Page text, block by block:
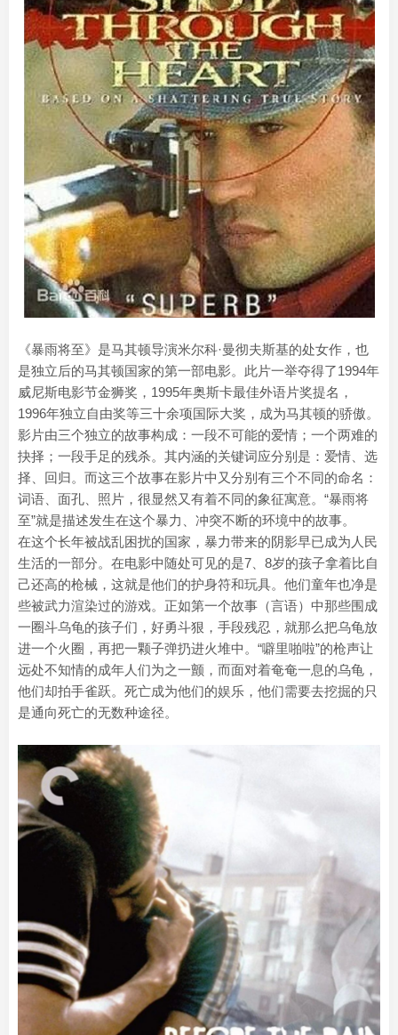
《暴雨将至》是马其顿导演米尔科·曼彻夫斯基的处女作，也
是独立后的马其顿国家的第一部电影。此片一举夺得了1994年
威尼斯电影节金狮奖，1995年奥斯卡最佳外语片奖提名，
1996年独立自由奖等三十余项国际大奖，成为马其顿的骄傲。
影片由三个独立的故事构成：一段不可能的爱情；一个两难的
抉择；一段手足的残杀。其内涵的关键词应分别是：爱情、选
择、回归。而这三个故事在影片中又分别有三个不同的命名：
词语、面孔、照片，很显然又有着不同的象征寓意。“暴雨将
至”就是描述发生在这个暴力、冲突不断的环境中的故事。
在这个长年被战乱困扰的国家，暴力带来的阴影早已成为人民
生活的一部分。在电影中随处可见的是7、8岁的孩子拿着比自
己还高的枪械，这就是他们的护身符和玩具。他们童年也净是
些被武力渲染过的游戏。正如第一个故事（言语）中那些围成
一圈斗乌龟的孩子们，好勇斗狠，手段残忍，就那么把乌龟放
进一个火圈，再把一颗子弹扔进火堆中。“噼里啪啦”的枪声让
远处不知情的成年人们为之一颤，而面对着奄奄一息的乌龟，
他们却拍手雀跃。死亡成为他们的娱乐，他们需要去挖掘的只
是通向死亡的无数种途径。